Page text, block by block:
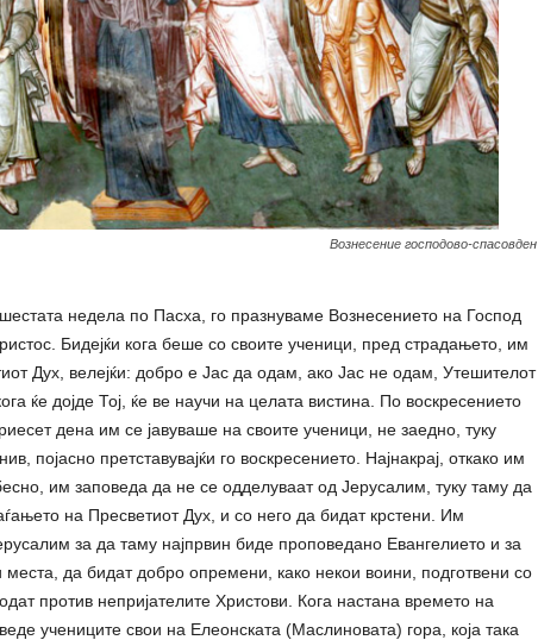
Вознесение господово-спасовден
недела по Пасха, го празнуваме Вознесението на Господ
Бидејќи кога беше со своите ученици, пред страдањето, им
Дух, велејќи: добро е Јас да одам, ако Јас не одам, Утешителот
ќе дојде Тој, ќе ве научи на целата вистина. По воскресението
дена им се јавуваше на своите ученици, не заедно, туку
појасно претставувајќи го воскресението. Најнакрај, откако им
им заповеда да не се одделуваат од Јерусалим, туку таму да
на Пресветиот Дух, и со него да бидат крстени. Им
за да таму најпрвин биде проповедано Евангелието и за
места, да бидат добро опремени, како некои воини, подготвени со
против непријателите Христови. Кога настана времето на
учениците свои на Елеонската (Маслиновата) гора, која така